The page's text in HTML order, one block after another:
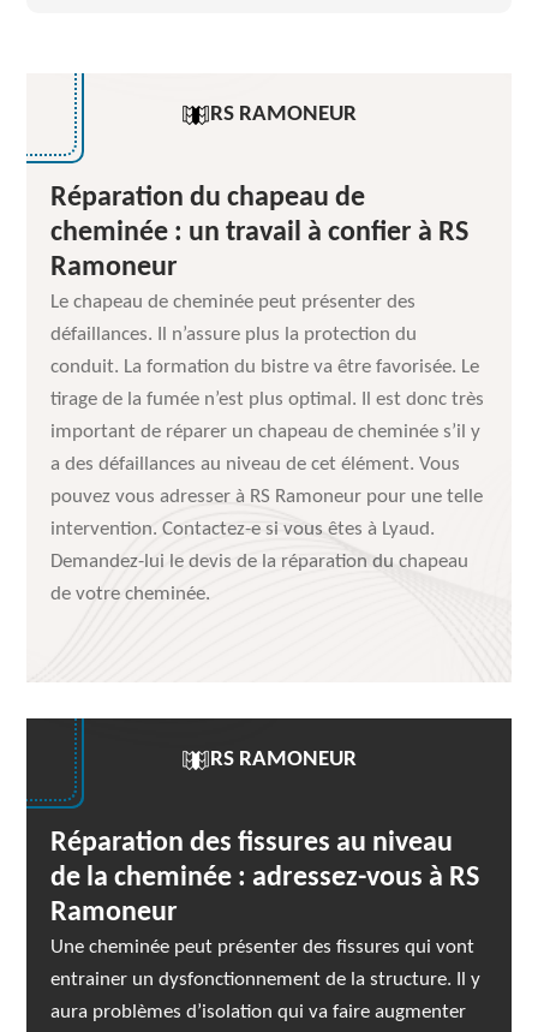
RS RAMONEUR
Réparation du chapeau de
cheminée : un travail à confier à RS
Ramoneur
Le chapeau de cheminée peut présenter des
défaillances. Il n’assure plus la protection du
conduit. La formation du bistre va être favorisée. Le
tirage de la fumée n’est plus optimal. Il est donc très
important de réparer un chapeau de cheminée s’il y
a des défaillances au niveau de cet élément. Vous
pouvez vous adresser à RS Ramoneur pour une telle
intervention. Contactez-e si vous êtes à Lyaud.
Demandez-lui le devis de la réparation du chapeau
de votre cheminée.
RS RAMONEUR
Réparation des fissures au niveau
de la cheminée : adressez-vous à RS
Ramoneur
Une cheminée peut présenter des fissures qui vont
entrainer un dysfonctionnement de la structure. Il y
aura problèmes d’isolation qui va faire augmenter